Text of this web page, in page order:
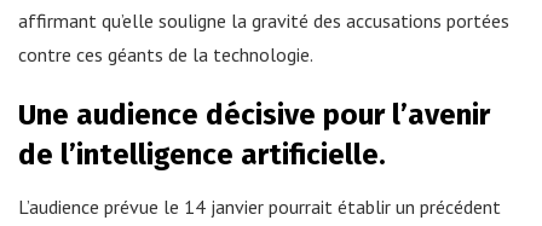
affirmant qu’elle souligne la gravité des accusations portées
contre ces géants de la technologie.
Une audience décisive pour l’avenir
de l’intelligence artificielle.
L’audience prévue le 14 janvier pourrait établir un précédent